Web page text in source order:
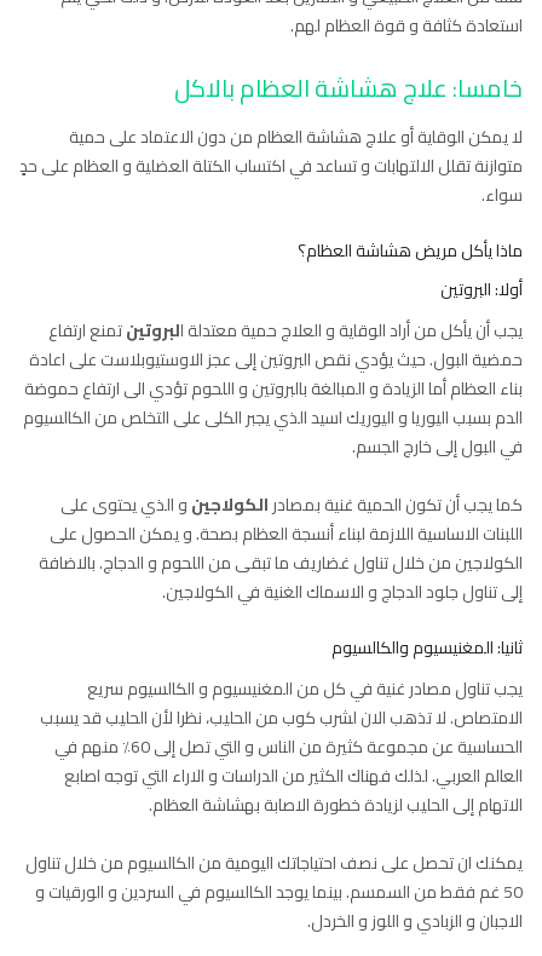
استعادة كثافة و قوة العظام لهم.
خامسا: علاج هشاشة العظام بالاكل
لا يمكن الوقاية أو علاج هشاشة العظام من دون الاعتماد على حمية
متوازنة تقلل الالتهابات و تساعد في اكتساب الكتلة العضلية و العظام على حدٍ
سواء.
ماذا يأكل مريض هشاشة العظام؟
أولا: البروتين
يجب أن يأكل من أراد الوقاية و العلاج حمية معتدلة البروتينتمنع ارتفاع
حمضية البول. حيث يؤدي نقص البروتين إلى عجز الاوستيوبلاست على اعادة
بناء العظام أما الزيادة و المبالغة بالبروتين و اللحوم تؤدي الى ارتفاع حموضة
الدم بسبب اليوريا و اليوريك اسيد الذي يجبر الكلى على التخلص من الكالسيوم
في البول إلى خارج الجسم.
كما يجب أن تكون الحمية غنية بمصادرالكولاجينو الذي يحتوى على
اللبنات الاساسية اللازمة لبناء أنسجة العظام بصحة. و يمكن الحصول على
الكولاجين من خلال تناول غضاريف ما تبقى من اللحوم و الدجاج. بالاضافة
إلى تناول جلود الدجاج و الاسماك الغنية في الكولاجين.
ثانيا: المغنيسيوم والكالسيوم
يجب تناول مصادر غنية في كل من المغنيسيوم و الكالسيوم سريع
الامتصاص. لا تذهب الان لشرب كوب من الحليب، نظرا لأن الحليب قد يسبب
الحساسية عن مجموعة كثيرة من الناس و التي تصل إلى 60٪ منهم في
العالم العربي. لذلك فهناك الكثير من الدراسات و الاراء التي توجه اصابع
الاتهام إلى الحليب لزيادة خطورة الاصابة بهشاشة العظام.
يمكنك ان تحصل على نصف احتياجاتك اليومية من الكالسيوم من خلال تناول
50 غم فقط من السمسم. بينما يوجد الكالسيوم في السردين و الورقيات و
الاجبان و الزبادي و اللوز و الخردل.